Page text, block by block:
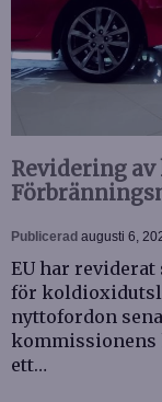
Revidering
Publicerad augusti 6,
EU har
för
nyttofordon
ett…